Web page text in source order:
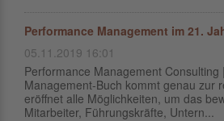
Performance Management im 21.
05.11.2019 16:01
Performance Management Consulting
Management-Buch kommt genau zur
eröffnet alle Möglichkeiten, um das
Mitarbeiter, Führungskräfte, Untern...